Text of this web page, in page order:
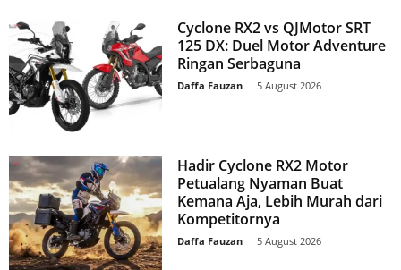
Cyclone RX2 vs QJMotor SRT
125 DX: Duel Motor Adventure
Ringan Serbaguna
Daffa Fauzan 5 August 2026
Hadir Cyclone RX2 Motor
Petualang Nyaman Buat
Kemana Aja, Lebih Murah dari
Kompetitornya
Daffa Fauzan 5 August 2026